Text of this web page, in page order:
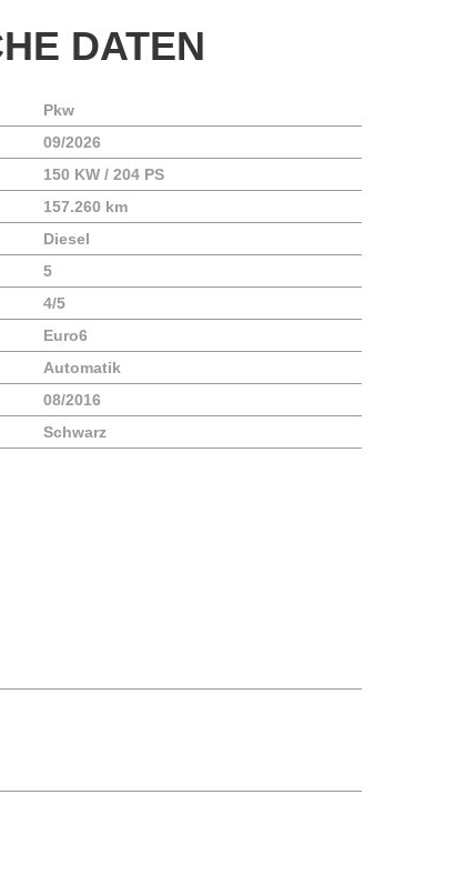
DATEN
Pkw
09/2026
150 KW / 204 PS
157.260 km
Diesel
5
4/5
Euro6
Automatik
08/2016
Schwarz